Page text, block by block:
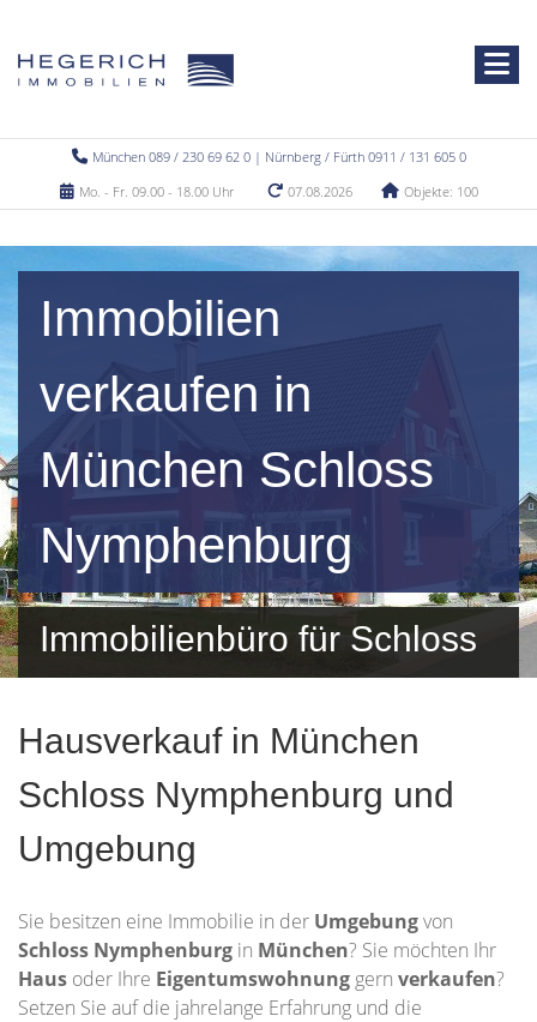
München 089 / 230 69 62 0 | Nürnberg / Fürth 0911 / 131 605 0
Mo. - Fr. 09.00 - 18.00 Uhr
07.08.2026 Objekte: 100
Immobilien
verkaufen in
München Schloss
Nymphenburg
Immobilienbüro für Schloss
Umgebung
Hausverkauf in München
Schloss Nymphenburg und
Umgebung
Sie besitzen eine Immobilie in der Umgebungvon
Schloss Nymphenburg in München? Sie möchten Ihr
Haus oder Ihre Eigentumswohnung gern verkaufen?
Setzen Sie auf die jahrelange Erfahrung und die